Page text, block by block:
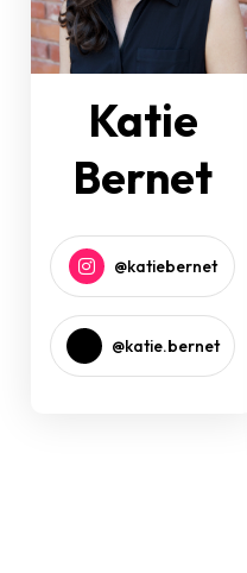
Katie
Bernet
@katiebernet
@katie.bernet